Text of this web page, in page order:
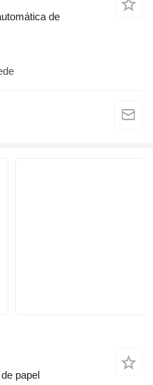
de
papel